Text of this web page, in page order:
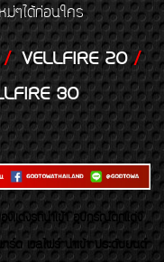
ม่ๆได้ก่อนใคร
VELLFIRE 20/
30
เเต่งรถนำเข้า อุปกรณ์ตกแต่ง
ด เวลไฟร์ นำเข้า ประดับยนต์